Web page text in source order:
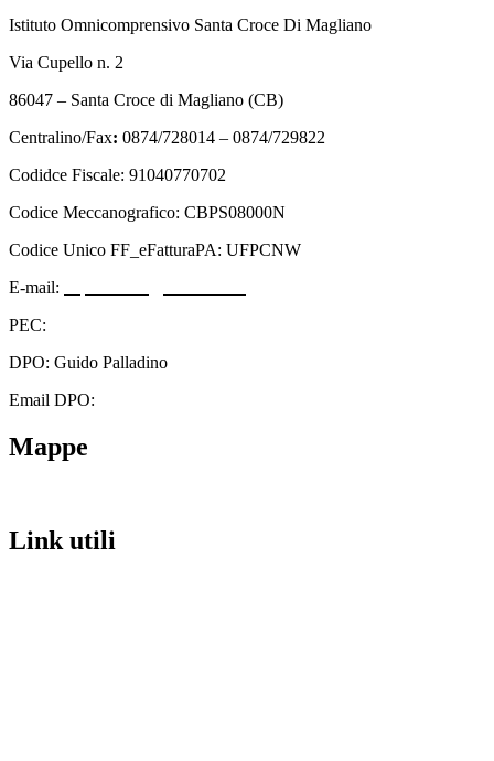
Istituto Omnicomprensivo Santa Croce Di Magliano
Via Cupello n. 2
86047 – Santa Croce di Magliano (CB)
Centralino/Fax: 0874/728014 – 0874/729822
Codidce Fiscale: 91040770702
Codice Meccanografico: CBPS08000N
Codice Unico FF_eFatturaPA: UFPCNW
E-mail:
PEC:
DPO: Guido Palladino
Email DPO:
Mappe
Link utili